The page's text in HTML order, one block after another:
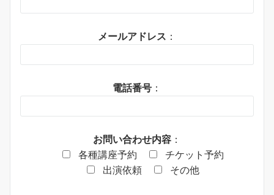
メールアドレス ：
電話番号 ：
お問い合わせ内容 ：
各種講座予約
チケット予約
出演依頼
その他